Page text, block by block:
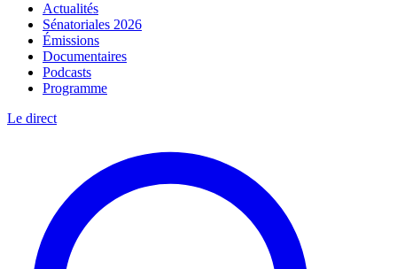
Actualités
Sénatoriales 2026
Émissions
Documentaires
Podcasts
Programme
Le direct